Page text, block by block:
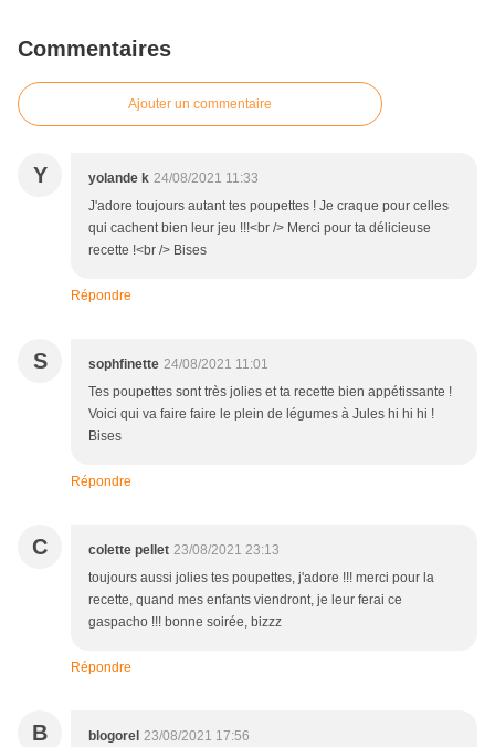
Commentaires
Ajouter un commentaire
Y yolande k 24/08/2021 11:33
J'adore toujours autant tes poupettes ! Je craque pour celles
qui cachent bien leur jeu !!!<br /> Merci pour ta délicieuse
recette !<br /> Bises
Répondre
S sophfinette 24/08/2021 11:01
Tes poupettes sont très jolies et ta recette bien appétissante !
Voici qui va faire faire le plein de légumes à Jules hi hi hi !
Bises
Répondre
C colette pellet 23/08/2021 23:13
toujours aussi jolies tes poupettes, j'adore !!! merci pour la
recette, quand mes enfants viendront, je leur ferai ce
gaspacho !!! bonne soirée, bizzz
Répondre
B blogorel 23/08/2021 17:56